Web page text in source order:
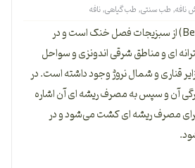
نافه,طب سنتی,طب گیاهی,نافه
چغندر قرمز (Beta vulgaris) از سبزیجات فصل خنک است و در
ای و مناطق شرقی اندونزی و سواحل
قناری و شمال نروژ وجود داشته است. در
آن و سپس به مصرف ریشه ای آن اشاره
مصرف ریشه ای کشت می‌شود و در